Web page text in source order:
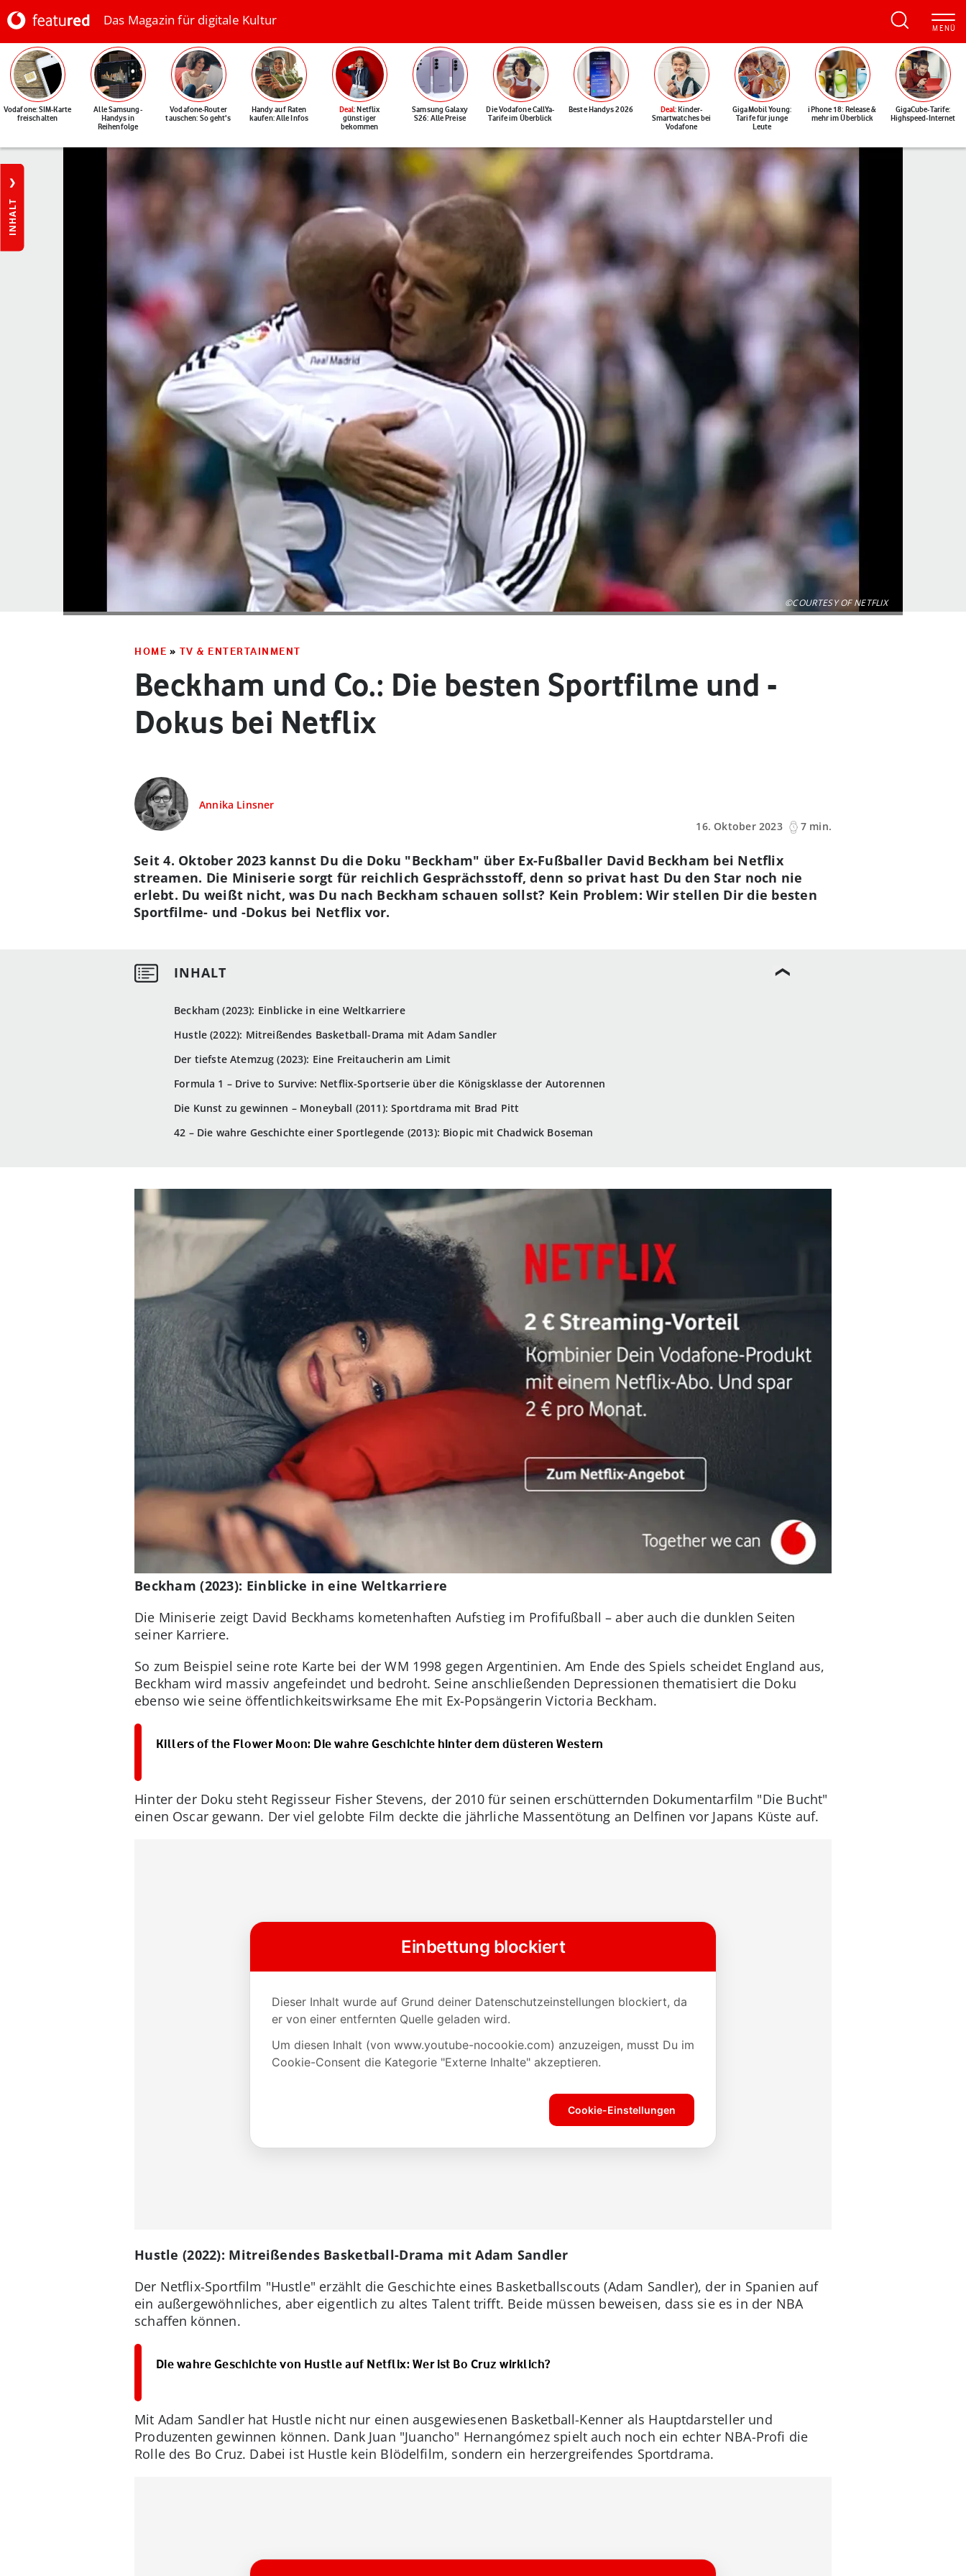
Das Magazin für digitale Kultur
Vodafone: SIM-Karte
freischalten
Alle Samsung-
Handys in
Reihenfolge
Vodafone-Router
tauschen: So geht's
Handy auf Raten
kaufen: Alle Infos
Deal: Netflix
günstiger
bekommen
Samsung Galaxy
S26: Alle Preise
Die Vodafone CallYa-
Tarife im Überblick
Beste Handys 2026 Deal: Kinder-
Smartwatches bei
Vodafone
GigaMobil Young:
Tarife für junge
Leute
iPhone 18: Release &
mehr im Überblick
GigaCube-Tarife:
Highspeed-Internet
INHALT
©COURTESY OF NETFLIX
HOME » TV & ENTERTAINMENT
Beckham und Co.: Die besten Sportfilme und -
Dokus bei Netflix
Annika Linsner
16. Oktober 2023
7 min.
Beckham (2023): Einblicke in eine Weltkarriere
Hustle (2022): Mitreißendes Basketball-Drama mit Adam Sandler
Der tiefste Atemzug (2023): Eine Freitaucherin am Limit
Formula 1 – Drive to Survive: Netflix-Sportserie über die Königsklasse der Autorennen
Die Kunst zu gewinnen – Moneyball (2011): Sportdrama mit Brad Pitt
42 – Die wahre Geschichte einer Sportlegende (2013): Biopic mit Chadwick Boseman
Seit 4. Oktober 2023 kannst Du die Doku "Beckham" über Ex-Fußballer David Beckham bei Netflix
streamen. Die Miniserie sorgt für reichlich Gesprächsstoff, denn so privat hast Du den Star noch nie
erlebt. Du weißt nicht, was Du nach Beckham schauen sollst? Kein Problem: Wir stellen Dir die besten
Sportfilme- und -Dokus bei Netflix vor.
Beckham (2023): Einblicke in eine Weltkarriere
Die Miniserie zeigt David Beckhams kometenhaften Aufstieg im Profifußball – aber auch die dunklen Seiten
seiner Karriere.
So zum Beispiel seine rote Karte bei der WM 1998 gegen Argentinien. Am Ende des Spiels scheidet England aus,
Beckham wird massiv angefeindet und bedroht. Seine anschließenden Depressionen thematisiert die Doku
ebenso wie seine öffentlichkeitswirksame Ehe mit Ex-Popsängerin Victoria Beckham.
Killers of the Flower Moon: Die wahre Geschichte hinter dem düsteren Western
Hinter der Doku steht Regisseur Fisher Stevens, der 2010 für seinen erschütternden Dokumentarfilm "Die Bucht"
einen Oscar gewann. Der viel gelobte Film deckte die jährliche Massentötung an Delfinen vor Japans Küste auf.
Hustle (2022): Mitreißendes Basketball-Drama mit Adam Sandler
Der Netflix-Sportfilm "Hustle" erzählt die Geschichte eines Basketballscouts (Adam Sandler), der in Spanien auf
ein außergewöhnliches, aber eigentlich zu altes Talent trifft. Beide müssen beweisen, dass sie es in der NBA
schaffen können.
Die wahre Geschichte von Hustle auf Netflix: Wer ist Bo Cruz wirklich?
Mit Adam Sandler hat Hustle nicht nur einen ausgewiesenen Basketball-Kenner als Hauptdarsteller und
Produzenten gewinnen können. Dank Juan "Juancho" Hernangómez spielt auch noch ein echter NBA-Profi die
Rolle des Bo Cruz. Dabei ist Hustle kein Blödelfilm, sondern ein herzergreifendes Sportdrama.